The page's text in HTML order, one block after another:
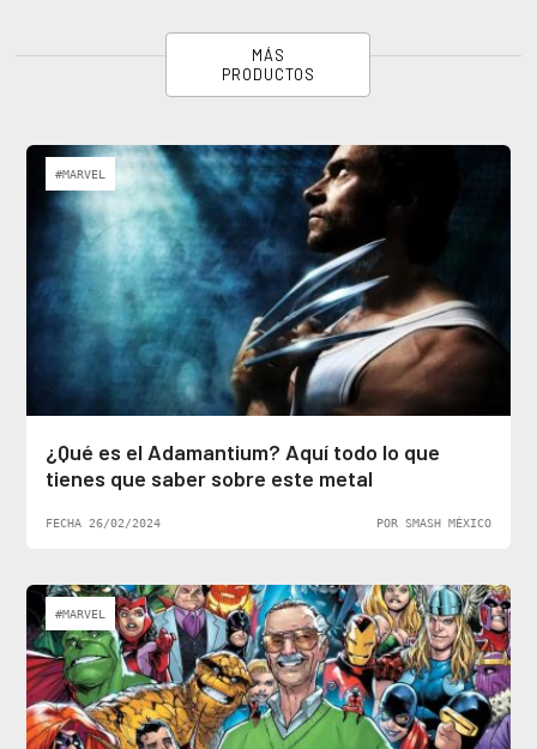
MÁS
PRODUCTOS
#MARVEL
¿Qué es el Adamantium? Aquí todo lo que
tienes que saber sobre este metal
FECHA 26/02/2024 POR SMASH MÉXICO
#MARVEL